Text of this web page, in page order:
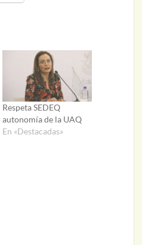
Respeta SEDEQ
autonomía de la UAQ
En «Destacadas»